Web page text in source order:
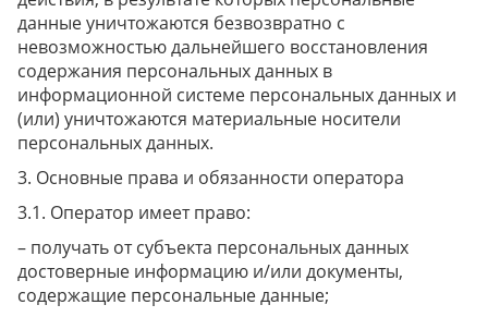
данные уничтожаются безвозвратно с
невозможностью дальнейшего восстановления
содержания персональных данных в
информационной системе персональных данных и
(или) уничтожаются материальные носители
персональных данных.
Основные права и обязанности оператора
Оператор имеет право:
– получать от субъекта персональных данных
достоверные информацию и/или документы,
содержащие персональные данные;